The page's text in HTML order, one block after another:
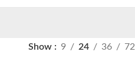
Show 9 24 36 72